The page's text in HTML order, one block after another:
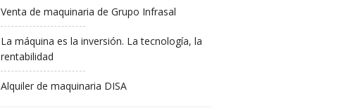
Venta de maquinaria de Grupo Infrasal
La máquina es la inversión. La tecnología, la
rentabilidad
Alquiler de maquinaria DISA